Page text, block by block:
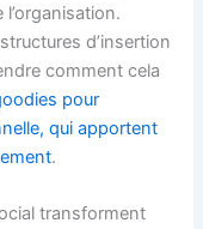
d’insertion
comment cela
pour
qui apportent
.
transforment